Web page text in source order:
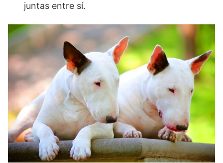
juntas entre sí.